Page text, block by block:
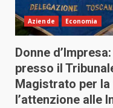
Aziende Economia
Donne
presso il
Magistrato per
l’attenzione alle